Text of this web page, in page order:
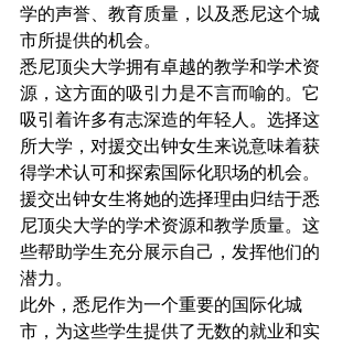
学的声誉、教育质量，以及悉尼这个城
市所提供的机会。
悉尼顶尖大学拥有卓越的教学和学术资
源，这方面的吸引力是不言而喻的。它
吸引着许多有志深造的年轻人。选择这
所大学，对援交出钟女生来说意味着获
得学术认可和探索国际化职场的机会。
援交出钟女生将她的选择理由归结于悉
尼顶尖大学的学术资源和教学质量。这
些帮助学生充分展示自己，发挥他们的
潜力。
此外，悉尼作为一个重要的国际化城
市，为这些学生提供了无数的就业和实